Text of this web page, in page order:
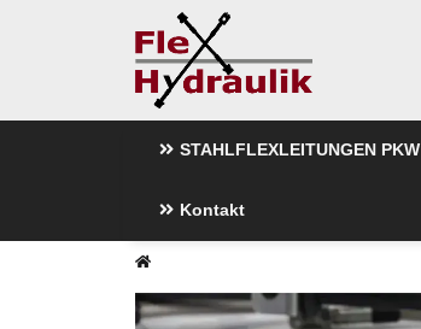
STAHLFLEXLEITUNGEN PKW
Kontakt